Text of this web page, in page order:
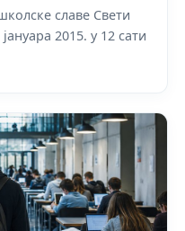
славе Свети
2015. у 12 сати